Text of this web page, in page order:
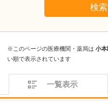
検
※このページの医療機関・薬局は 小
い順で表示されています
一覧表示